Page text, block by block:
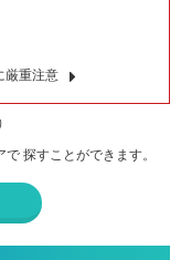
厳重注意
で 探すことができます。